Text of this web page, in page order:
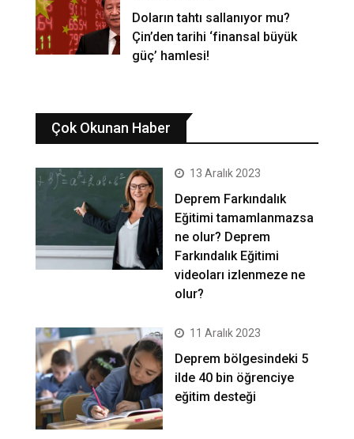
Doların tahtı sallanıyor mu?
Çin’den tarihi ‘finansal büyük
güç’ hamlesi!
Çok Okunan Haber
13 Aralık 2023
Deprem Farkındalık
Eğitimi tamamlanmazsa
ne olur? Deprem
Farkındalık Eğitimi
videoları izlenmeze ne
olur?
11 Aralık 2023
Deprem bölgesindeki 5
ilde 40 bin öğrenciye
eğitim desteği